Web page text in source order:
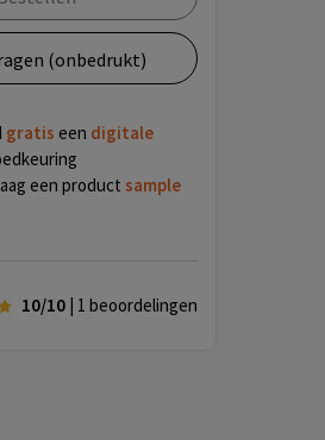
(onbedrukt)
gratis een digitale
een product sample
10/10 | 1 beoordelingen